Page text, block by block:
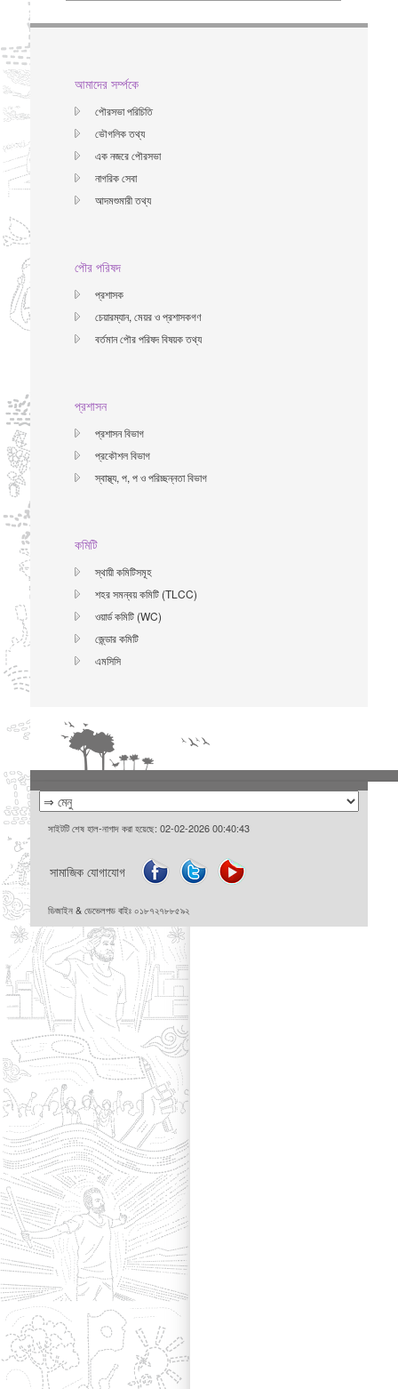
আমাদের সর্ম্পকে
পৌরসভা পরিচিতি
ভৌগলিক তথ্য
এক নজরে পৌরসভা
নাগরিক সেবা
আদমশুমারী তথ্য
পৌর পরিষদ
প্রশাসক
চেয়ারম্যান, মেয়র ও প্রশাসকগণ
বর্তমান পৌর পরিষদ বিষয়ক তথ্য
প্রশাসন
প্রশাসন বিভাগ
প্রকৌশল বিভাগ
স্বাস্থ্য, প, প ও পরিচ্ছন্নতা ‍বিভাগ
কমিটি
স্থায়ী কমিটিসমূহ
শহর সমন্বয় কমিটি (TLCC)
ওয়ার্ড কমিটি (WC)
জে্ন্ডার কমিটি
এমসিসি
সাইটটি শেষ হাল-নাগাদ করা হয়েছে: 02-02-2026 00:40:43
সামাজিক যোগাযোগ
ডিজাইন & ডেভেলপড বাইঃ ০১৮৭২৭৮৮৫৯২